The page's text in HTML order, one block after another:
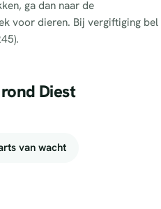
ga dan naar de
voor dieren. Bij vergiftiging bel
Diest
van wacht